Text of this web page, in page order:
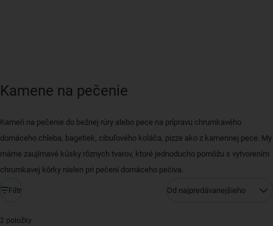
Kamene na pečenie
Kameň na pečenie do bežnej rúry alebo pece na prípravu chrumkavého
domáceho chleba, bagetiek, cibuľového koláča, pizze ako z kamennej pece. My
máme zaujímavé kúsky rôznych tvarov, ktoré jednoducho pomôžu s vytvorením
chrumkavej kôrky nielen pri pečení domáceho pečiva.
Filtr Od najpredávanejšieho
2 položky